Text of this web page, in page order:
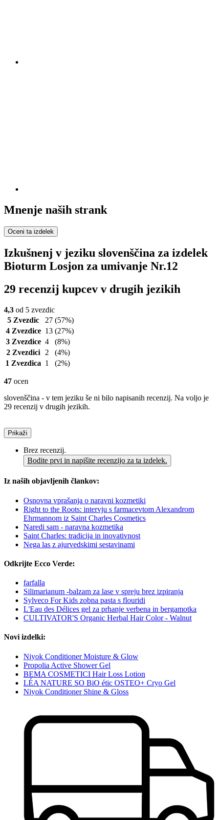
Mnenje naših strank
Oceni ta izdelek
Izkušnenj v jeziku slovenščina za izdelek
Bioturm Losjon za umivanje Nr.12
29 recenzij kupcev v drugih jezikih
4,3 od 5 zvezdic
5 Zvezdic
27 (57%)
4 Zvezdice 13 (27%)
3 Zvezdice 4
(8%)
2 Zvezdici
2
(4%)
1 Zvezdica 1 (2%)
47 ocen
slovenščina - v tem jeziku še ni bilo napisanih recenzij. Na voljo je
29 recenzij v drugih jezikih.
Prikaži
Brez recenzij.
Bodite prvi in napišite recenzijo za ta izdelek.
Iz naših objavljenih člankov:
Osnovna vprašanja o naravni kozmetiki
Right to the Roots: intervju s farmacevtom Alexandrom
Ehrmannom iz Saint Charles Cosmetics
Naredi sam - naravna kozmetika
Saint Charles: tradicija in inovativnost
Nega las z ajurvedskimi sestavinami
Odkrijte Ecco Verde:
farfalla
Silimarianum -balzam za lase v spreju brez izpiranja
Sylveco For Kids zobna pasta s flouridi
L'Eau des Délices gel za prhanje verbena in bergamotka
CULTIVATOR'S Organic Herbal Hair Color - Walnut
Novi izdelki:
Niyok Conditioner Moisture & Glow
Propolia Active Shower Gel
BEMA COSMETICI Hair Loss Lotion
LÉA NATURE SO BiO étic OSTEO+ Cryo Gel
Niyok Conditioner Shine & Gloss